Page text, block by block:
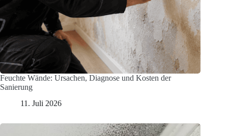
Feuchte Wände: Ursachen, Diagnose und Kosten der
Sanierung
11. Juli 2026